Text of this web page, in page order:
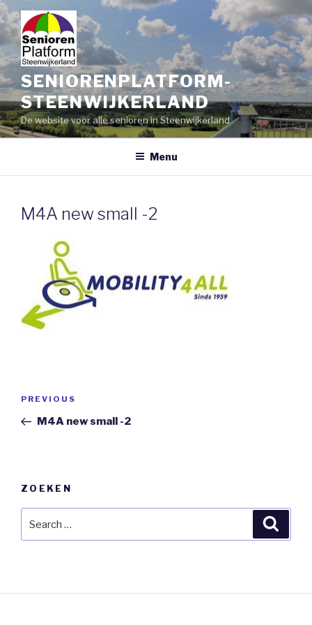
Skip
to
content
SENIORENPLATFORM-
STEENWIJKERLAND
De website voor alle senioren in Steenwijkerland
Menu
M4A new small -2
Previous
Post
PREVIOUS
M4A new small -2
ZOEKEN